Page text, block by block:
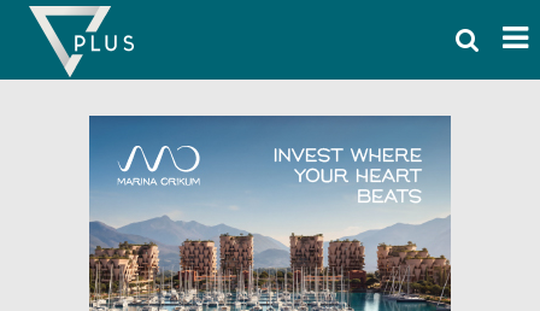
Skip
content